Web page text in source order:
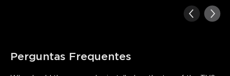
Perguntas Frequentes